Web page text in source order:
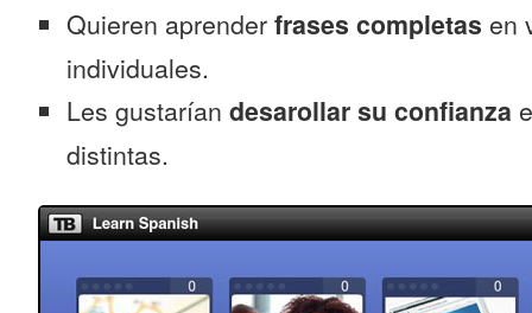
Quieren aprender frases completas en
individuales.
Les gustarían desarollar su confianza
distintas.